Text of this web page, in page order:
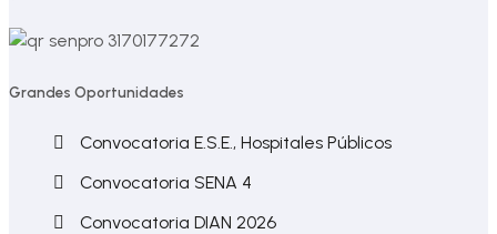
Grandes Oportunidades
Convocatoria E.S.E., Hospitales Públicos
Convocatoria SENA 4
Convocatoria DIAN 2026